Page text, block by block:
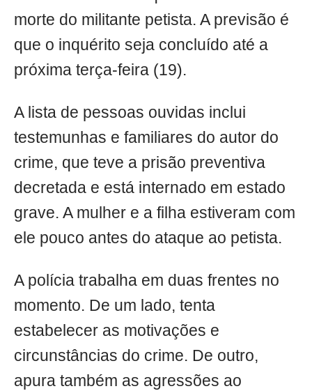
morte do militante petista. A previsão é
que o inquérito seja concluído até a
próxima terça-feira (19).
A lista de pessoas ouvidas inclui
testemunhas e familiares do autor do
crime, que teve a prisão preventiva
decretada e está internado em estado
grave. A mulher e a filha estiveram com
ele pouco antes do ataque ao petista.
A polícia trabalha em duas frentes no
momento. De um lado, tenta
estabelecer as motivações e
circunstâncias do crime. De outro,
apura também as agressões ao